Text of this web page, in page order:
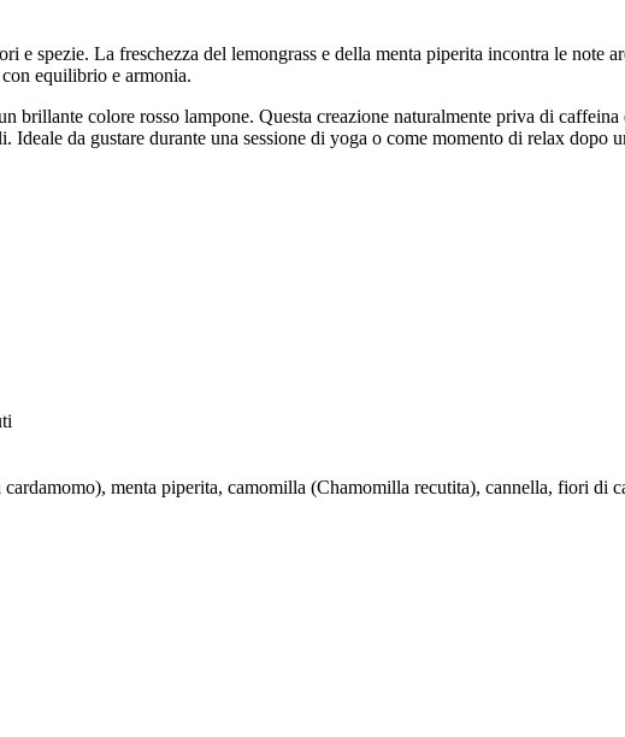
e spezie. La freschezza del lemongrass e della menta piperita incontra le note
equilibrio e armonia.
colore rosso lampone. Questa creazione naturalmente priva di
da gustare durante una sessione di yoga o come momento di relax dopo
menta piperita, camomilla (Chamomilla recutita), cannella, fiori di